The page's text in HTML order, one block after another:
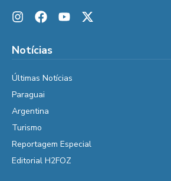
Notícias
Últimas Notícias
Paraguai
Argentina
Turismo
Reportagem Especial
Editorial H2FOZ